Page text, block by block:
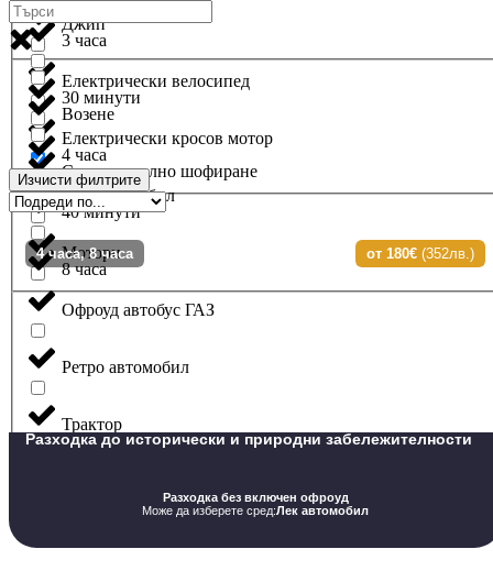
Джип
Електрически велосипед
Електрически кросов мотор
Лек автомобил
Мотори
Офроуд автобус ГАЗ
Ретро автомобил
Трактор
3 часа
30 минути
4 часа
40 минути
8 часа
Возене
Самостоятелно шофиране
Изчисти филтрите
4 часа, 8 часа от 180€ (352лв.)
Разходка до исторически и природни забележителности
Разходка без включен офроуд
Може да изберете сред:Лек автомобил